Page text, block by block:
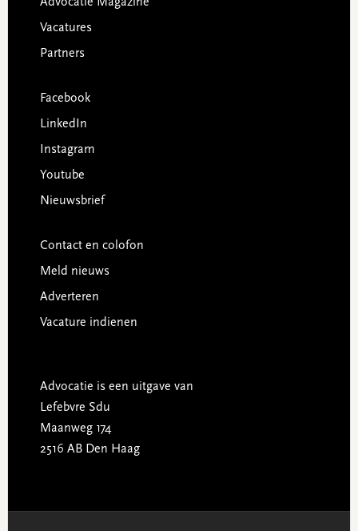
Vacatures
Partners
Facebook
LinkedIn
Instagram
Youtube
Nieuwsbrief
Contact en colofon
Meld nieuws
Adverteren
Vacature indienen
Advocatie is een uitgave van
Lefebvre Sdu
Maanweg 174
2516 AB Den Haag